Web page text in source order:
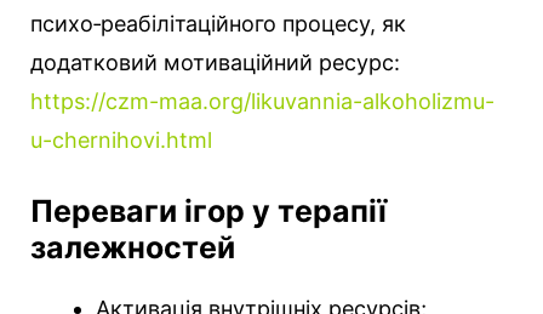
психо‑реабілітаційного процесу, як
додатковий мотиваційний ресурс:
https://czm-maa.org/likuvannia-alkoholizmu-
u-chernihovi.html
Переваги ігор у терапії
залежностей
Активація внутрішніх ресурсів;